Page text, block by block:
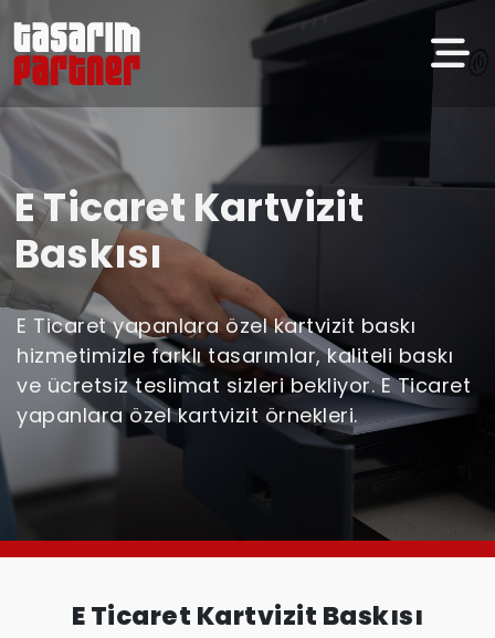
E Ticaret Kartvizit
Baskısı
E Ticaret yapanlara özel kartvizit baskı
hizmetimizle farklı tasarımlar, kaliteli baskı
ve ücretsiz teslimat sizleri bekliyor. E Ticaret
yapanlara özel kartvizit örnekleri.
E Ticaret Kartvizit Baskısı